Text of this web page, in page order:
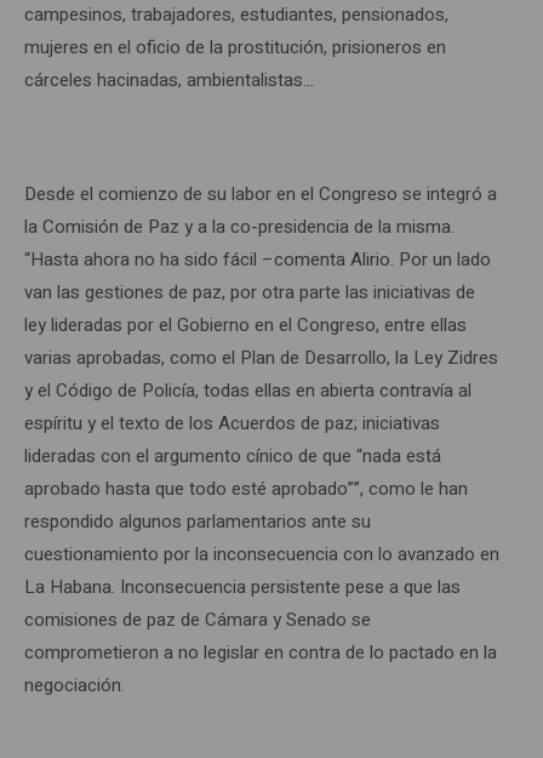
campesinos, trabajadores, estudiantes, pensionados,
mujeres en el oficio de la prostitución, prisioneros en
cárceles hacinadas, ambientalistas…
Desde el comienzo de su labor en el Congreso se integró a
la Comisión de Paz y a la co-presidencia de la misma.
“Hasta ahora no ha sido fácil –comenta Alirio. Por un lado
van las gestiones de paz, por otra parte las iniciativas de
ley lideradas por el Gobierno en el Congreso, entre ellas
varias aprobadas, como el Plan de Desarrollo, la Ley Zidres
y el Código de Policía, todas ellas en abierta contravía al
espíritu y el texto de los Acuerdos de paz; iniciativas
lideradas con el argumento cínico de que “nada está
aprobado hasta que todo esté aprobado””, como le han
respondido algunos parlamentarios ante su
cuestionamiento por la inconsecuencia con lo avanzado en
La Habana. Inconsecuencia persistente pese a que las
comisiones de paz de Cámara y Senado se
comprometieron a no legislar en contra de lo pactado en la
negociación.